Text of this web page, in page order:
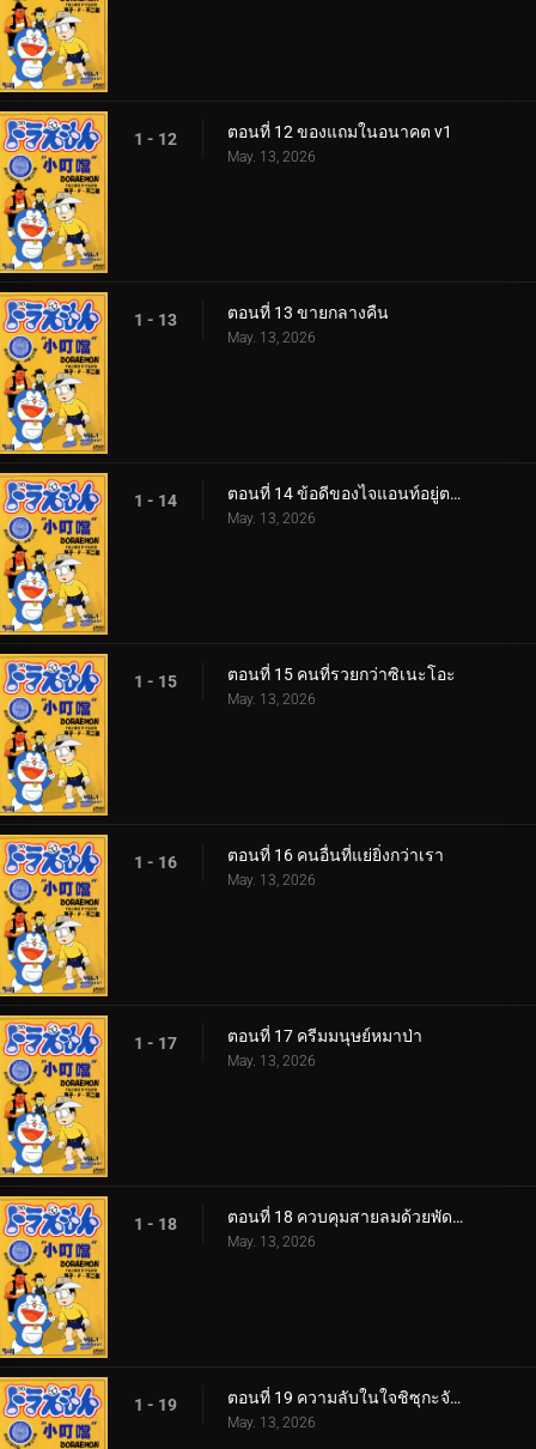
1 - 12 ตอนที่ 12 ของแถมในอนาคต v1
May. 13, 2026
1 - 13 ตอนที่ 13 ขายกลางคืน
May. 13, 2026
1 - 14 ตอนที่ 14 ข้อดีของไจแอนท์อยู่ตรงไหน
May. 13, 2026
1 - 15 ตอนที่ 15 คนที่รวยกว่าซิเนะโอะ
May. 13, 2026
1 - 16 ตอนที่ 16 คนอื่นที่แย่ยิ่งกว่าเรา
May. 13, 2026
1 - 17 ตอนที่ 17 ครีมมนุษย์หมาป่า
May. 13, 2026
1 - 18 ตอนที่ 18 ควบคุมสายลมด้วยพัดใบตอง
May. 13, 2026
1 - 19 ตอนที่ 19 ความลับในใจชิซุกะจัง 360p
May. 13, 2026